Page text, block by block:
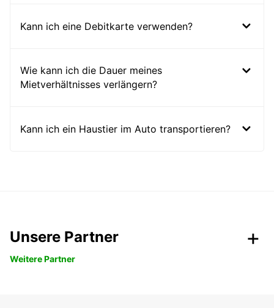
Kann ich eine Debitkarte verwenden?
Wie kann ich die Dauer meines
Mietverhältnisses verlängern?
Kann ich ein Haustier im Auto transportieren?
Unsere Partner
Weitere Partner